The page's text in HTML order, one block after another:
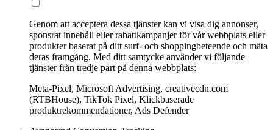
Genom att acceptera dessa tjänster kan vi visa dig annonser,
sponsrat innehåll eller rabattkampanjer för vår webbplats eller
produkter baserat på ditt surf- och shoppingbeteende och mäta
deras framgång. Med ditt samtycke använder vi följande
tjänster från tredje part på denna webbplats:
Meta-Pixel, Microsoft Advertising, creativecdn.com
(RTBHouse), TikTok Pixel, Klickbaserade
produktrekommendationer, Ads Defender